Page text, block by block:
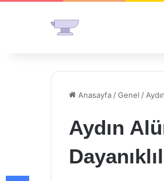
Anasayfa /Genel /
Aydın
Facebook